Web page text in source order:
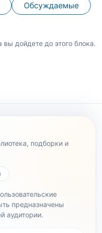
Обсуждаемые
вы дойдете до этого блока.
подборки и
предназначены
аудитории.